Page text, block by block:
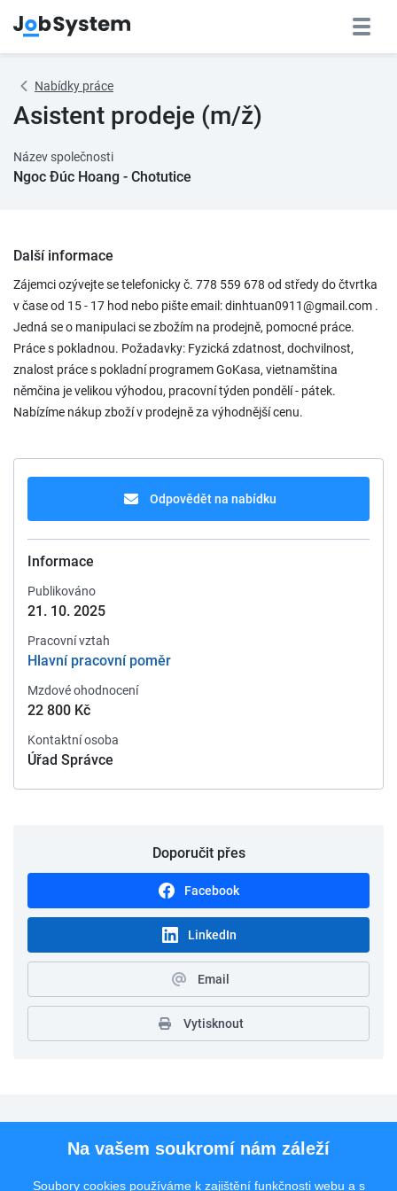
Nabídky práce
Asistent prodeje (m/ž)
Název společnosti
Ngoc Đúc Hoang - Chotutice
Další informace
Zájemci ozývejte se telefonicky č. 778 559 678 od středy do čtvrtka
v čase od 15 - 17 hod nebo pište email: dinhtuan0911@gmail.com .
Jedná se o manipulaci se zbožím na prodejně, pomocné práce.
Práce s pokladnou. Požadavky: Fyzická zdatnost, dochvilnost,
znalost práce s pokladní programem GoKasa, vietnamština
němčina je velikou výhodou, pracovní týden pondělí - pátek.
Nabízíme nákup zboží v prodejně za výhodnější cenu.
Odpovědět na nabídku
Informace
Publikováno
21. 10. 2025
Pracovní vztah
Hlavní pracovní poměr
Mzdové ohodnocení
22 800 Kč
Kontaktní osoba
Úřad Správce
Doporučit přes
Facebook
LinkedIn
Email
Vytisknout
Pro uchazečeNa vašem soukromí nám záleží
Soubory cookies používáme k zajištění funkčnosti webu a s